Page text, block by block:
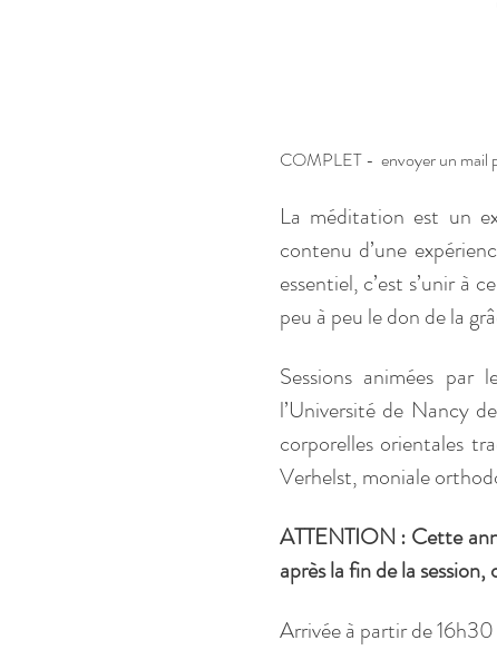
COMPLET -  envoyer un mail
La méditation est un
contenu d’une
essentiel, c’est s’unir à
peu à peu le don de la
Sessions animées par
l’Université de Nancy
corporelles orientales
Verhelst, moniale
ATTENTION : Cette
après la fin de la
Arrivée à partir de